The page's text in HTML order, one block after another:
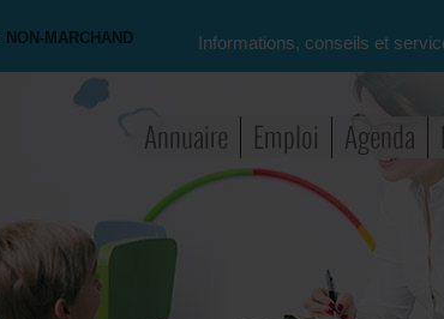
MARCHAND Informations, conseils et
Annuaire Emploi Agenda